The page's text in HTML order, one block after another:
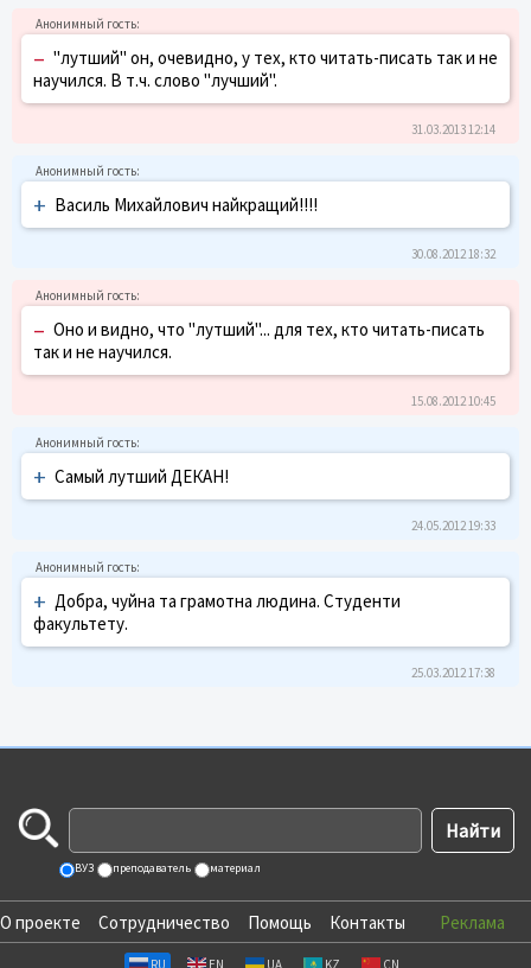
– "лутший" он, очевидно, у тех, кто читать-писать так и не
научился. В т.ч. слово "лучший".
31.03.2013 12:14
+ Василь Михайлович найкращий!!!!
30.08.2012 18:32
– Оно и видно, что "лутший"... для тех, кто читать-писать
так и не научился.
15.08.2012 10:45
+ Самый лутший ДЕКАН!
24.05.2012 19:33
+ Добра, чуйна та грамотна людина. Студенти
факультету.
25.03.2012 17:38
ВУЗ преподаватель материал
О проекте Сотрудничество Помощь Контакты Реклама
RU EN UA KZ CN